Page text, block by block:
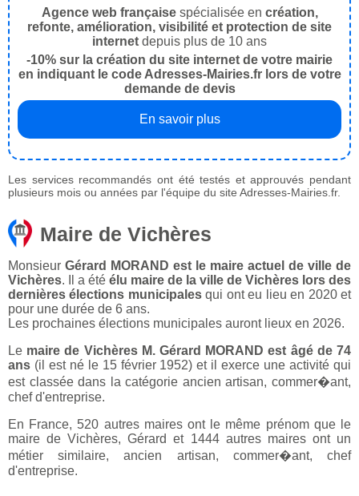
Agence web françaisespécialisée en création,
refonte, amélioration, visibilité et protection de site
internet depuis plus de 10 ans
-10% sur la création du site internet de votre mairie
en indiquant le code Adresses-Mairies.fr lors de votre
demande de devis
En savoir plus
Les services recommandés ont été testés et approuvés pendant
plusieurs mois ou années par l'équipe du site Adresses-Mairies.fr.
Maire de Vichères
Monsieur Gérard MORAND est le maire actuel de ville de
Vichères. Il a été élu maire de la ville de Vichères lors des
dernières élections municipalesqui ont eu lieu en 2020 et
pour une durée de 6 ans.
Les prochaines élections municipales auront lieux en 2026.
Le maire de Vichères M. Gérard MORAND est âgé de 74
ans (il est né le 15 février 1952) et il exerce une activité qui
est classée dans la catégorie ancien artisan, commer�ant,
chef d'entreprise.
En France, 520 autres maires ont le même prénom que le
maire de Vichères, Gérard et 1444 autres maires ont un
métier similaire, ancien artisan, commer�ant, chef
d'entreprise.